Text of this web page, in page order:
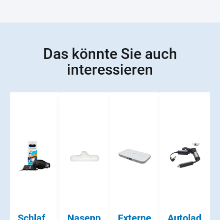
Das könnte Sie auch
interessieren